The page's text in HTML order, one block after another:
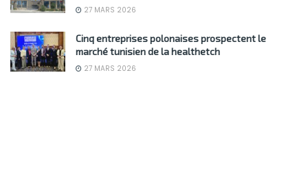
27 MARS 2026
Cinq entreprises polonaises prospectent le
marché tunisien de la healthetch
27 MARS 2026